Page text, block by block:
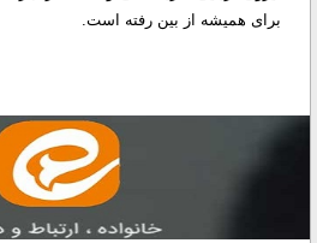
برای همیشه از بین رفته است.